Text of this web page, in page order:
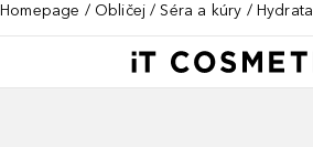
Homepage Obličej Séra a kúry